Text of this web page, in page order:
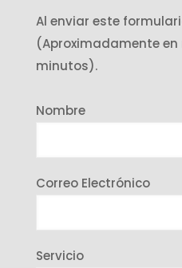
Al enviar este
(Aproximadamente en
minutos).
Nombre
Correo Electrónico
Servicio